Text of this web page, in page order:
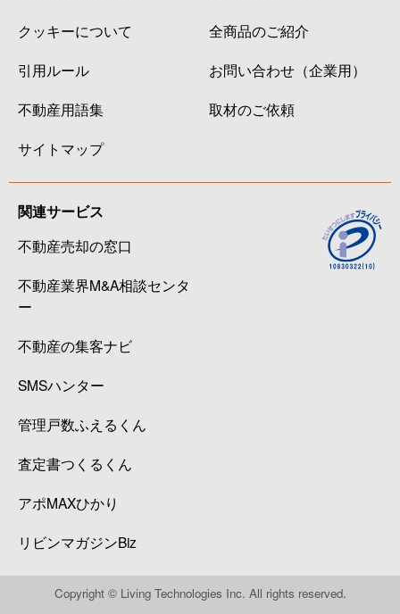
クッキーについて
引用ルール
不動産用語集
サイトマップ
全商品のご紹介
お問い合わせ（企業用）
取材のご依頼
関連サービス
不動産売却の窓口
不動産業界M&A相談センタ
ー
不動産の集客ナビ
SMSハンター
管理戸数ふえるくん
査定書つくるくん
アポMAXひかり
リビンマガジンBiz
Copyright © Living Technologies Inc. All rights reserved.